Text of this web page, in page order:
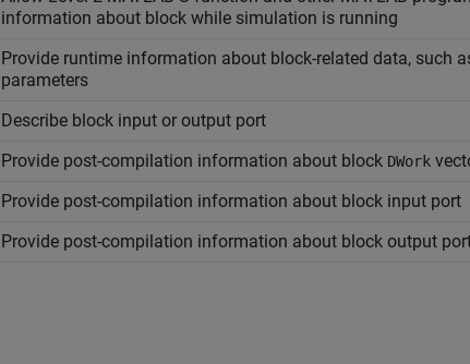
information about block while simulation is running
Provide runtime information about block-related data, such
parameters
Describe block input or output port
Provide post-compilation information about block DWork
Provide post-compilation information about block input port
Provide post-compilation information about block output